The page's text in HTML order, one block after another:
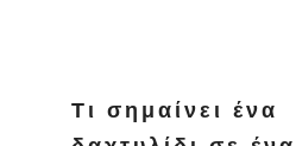
Τι σημαίνει ένα